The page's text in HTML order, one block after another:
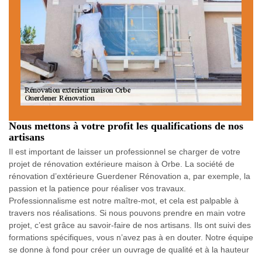
Nous mettons à votre profit les qualifications de nos
artisans
Il est important de laisser un professionnel se charger de votre
projet de rénovation extérieure maison à Orbe. La société de
rénovation d’extérieure Guerdener Rénovation a, par exemple, la
passion et la patience pour réaliser vos travaux.
Professionnalisme est notre maître-mot, et cela est palpable à
travers nos réalisations. Si nous pouvons prendre en main votre
projet, c’est grâce au savoir-faire de nos artisans. Ils ont suivi des
formations spécifiques, vous n’avez pas à en douter. Notre équipe
se donne à fond pour créer un ouvrage de qualité et à la hauteur